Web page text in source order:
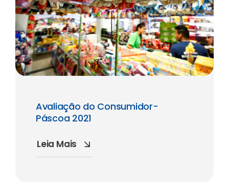
Avaliação do Consumidor-
Páscoa 2021
Leia Mais